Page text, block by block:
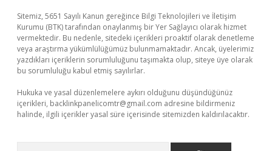
Sitemiz, 5651 Sayılı Kanun gereğince Bilgi Teknolojileri ve İletişim
Kurumu (BTK) tarafından onaylanmış bir Yer Sağlayıcı olarak hizmet
vermektedir. Bu nedenle, sitedeki içerikleri proaktif olarak denetleme
veya araştırma yükümlülüğümüz bulunmamaktadır. Ancak, üyelerimiz
yazdıkları içeriklerin sorumluluğunu taşımakta olup, siteye üye olarak
bu sorumluluğu kabul etmiş sayılırlar.
Hukuka ve yasal düzenlemelere aykırı olduğunu düşündüğünüz
içerikleri, backlinkpanelicomtr@gmail.com adresine bildirmeniz
halinde, ilgili içerikler yasal süre içerisinde sitemizden kaldırılacaktır.